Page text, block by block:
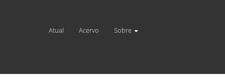
Atual Acervo Sobre